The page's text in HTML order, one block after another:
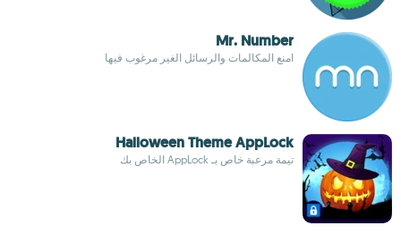
Mr. Number
امنع المكالمات والرسائل الغير مرغوب فيها
Halloween Theme AppLock
تيمة مرعبة خاص بـ AppLock الخاص بك